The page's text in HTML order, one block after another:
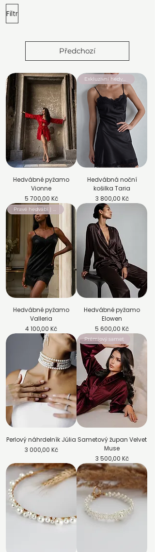
Filtr
Předchozí
Hedvábné pyžamo
Vionne
Cena
5 700,00 Kč
Exkluzivní hedvábí
Hedvábná noční
košilka Taria
Cena
3 800,00 Kč
Pravé hedvábí | Pyžamový set
Hedvábné pyžamo
Valleria
Cena
4 100,00 Kč
Hedvábné pyžamo
Elowen
Cena
5 600,00 Kč
Perlový náhrdelník Júlia
Cena
3 000,00 Kč
Prémiový samet
Sametový župan Velvet
Muse
Cena
3 500,00 Kč